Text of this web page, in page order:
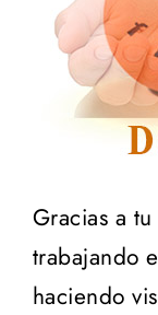
Gracias a
trabajando
haciendo